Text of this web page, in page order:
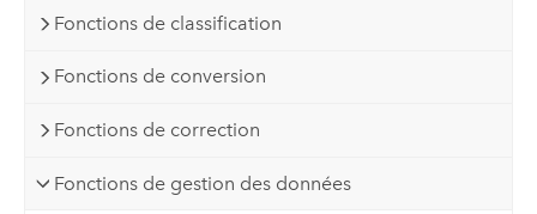
Fonctions de classification
Fonctions de conversion
Fonctions de correction
Fonctions de gestion des données